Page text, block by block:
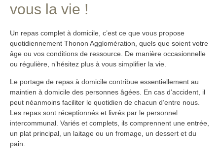
vous la vie !
Un repas complet à domicile, c’est ce que vous propose
quotidiennement Thonon Agglomération, quels que soient votre
âge ou vos conditions de ressource. De manière occasionnelle
ou régulière, n’hésitez plus à vous simplifier la vie.
Le portage de repas à domicile contribue essentiellement au
maintien à domicile des personnes âgées. En cas d’accident, il
peut néanmoins faciliter le quotidien de chacun d’entre nous.
Les repas sont réceptionnés et livrés par le personnel
intercommunal. Variés et complets, ils comprennent une entrée,
un plat principal, un laitage ou un fromage, un dessert et du
pain.